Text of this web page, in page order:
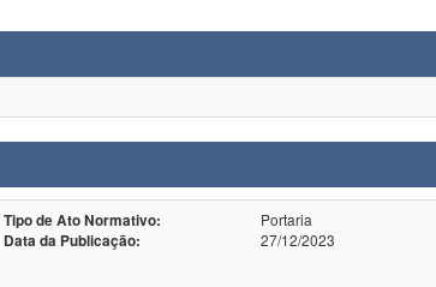
Tipo de Ato Normativo:
Portaria
Data da Publicação:
27/12/2023